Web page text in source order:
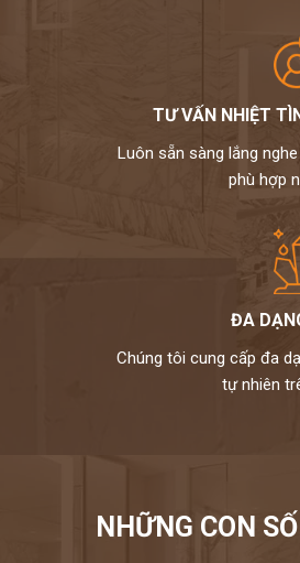
TƯ VẤN NHIỆT
Luôn sẵn sàng lắng
phù hợp
ĐA
Chúng tôi cung cấp đa
tự nhiên
NHỮNG CON